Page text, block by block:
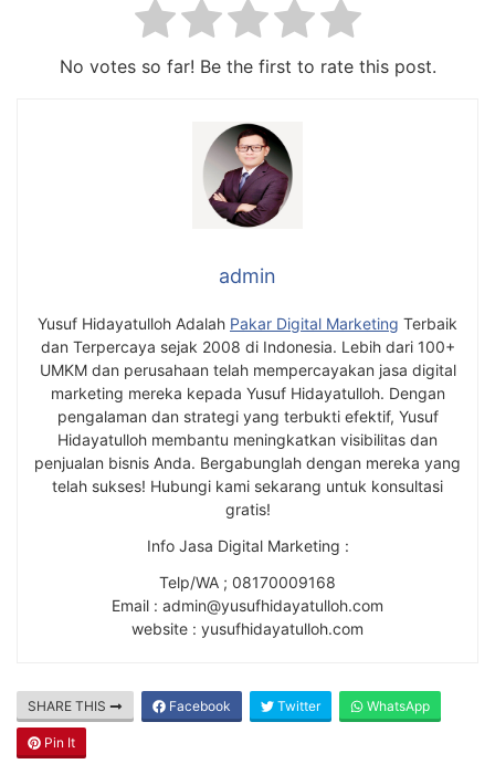
No votes so far! Be the first to rate this post.
admin
Yusuf Hidayatulloh Adalah Pakar Digital Marketing Terbaik
dan Terpercaya sejak 2008 di Indonesia. Lebih dari 100+
UMKM dan perusahaan telah mempercayakan jasa digital
marketing mereka kepada Yusuf Hidayatulloh. Dengan
pengalaman dan strategi yang terbukti efektif, Yusuf
Hidayatulloh membantu meningkatkan visibilitas dan
penjualan bisnis Anda. Bergabunglah dengan mereka yang
telah sukses! Hubungi kami sekarang untuk konsultasi
gratis!
Info Jasa Digital Marketing :
Telp/WA ; 08170009168
Email : admin@yusufhidayatulloh.com
website : yusufhidayatulloh.com
SHARE THIS Facebook Twitter WhatsApp
Pin It